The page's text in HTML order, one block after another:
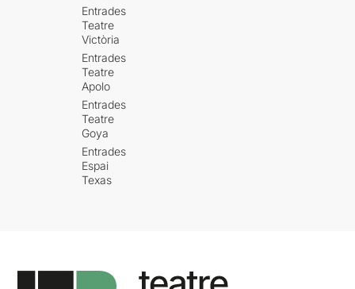
Entrades
Teatre
Victòria
Entrades
Teatre
Apolo
Entrades
Teatre
Goya
Entrades
Espai
Texas